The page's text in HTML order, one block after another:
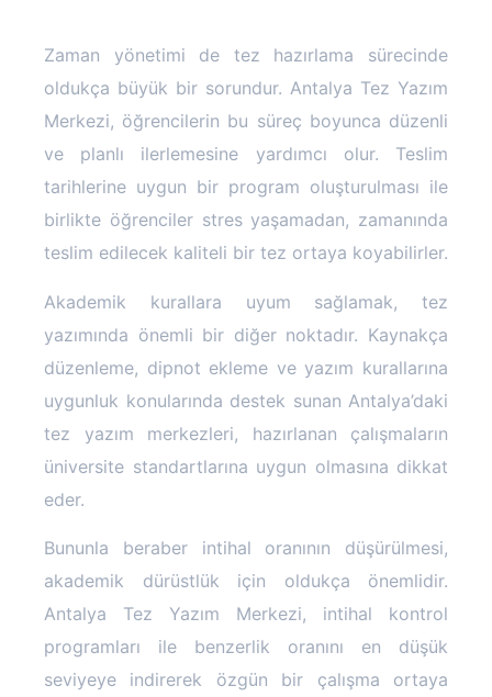
Zaman yönetimi de tez hazırlama sürecinde
oldukça büyük bir sorundur. Antalya Tez Yazım
Merkezi, öğrencilerin bu süreç boyunca düzenli
ve planlı ilerlemesine yardımcı olur. Teslim
tarihlerine uygun bir program oluşturulması ile
birlikte öğrenciler stres yaşamadan, zamanında
teslim edilecek kaliteli bir tez ortaya koyabilirler.
Akademik kurallara uyum sağlamak, tez
yazımında önemli bir diğer noktadır. Kaynakça
düzenleme, dipnot ekleme ve yazım kurallarına
uygunluk konularında destek sunan Antalya’daki
tez yazım merkezleri, hazırlanan çalışmaların
üniversite standartlarına uygun olmasına dikkat
eder.
Bununla beraber intihal oranının düşürülmesi,
akademik dürüstlük için oldukça önemlidir.
Antalya Tez Yazım Merkezi, intihal kontrol
programları ile benzerlik oranını en düşük
seviyeye indirerek özgün bir çalışma ortaya